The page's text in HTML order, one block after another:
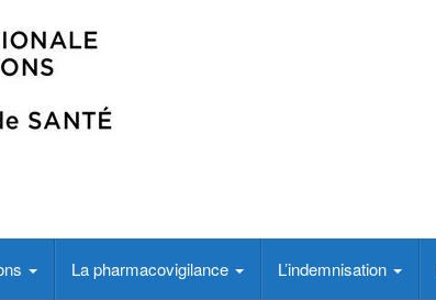
La pharmacovigilance L’indemnisation